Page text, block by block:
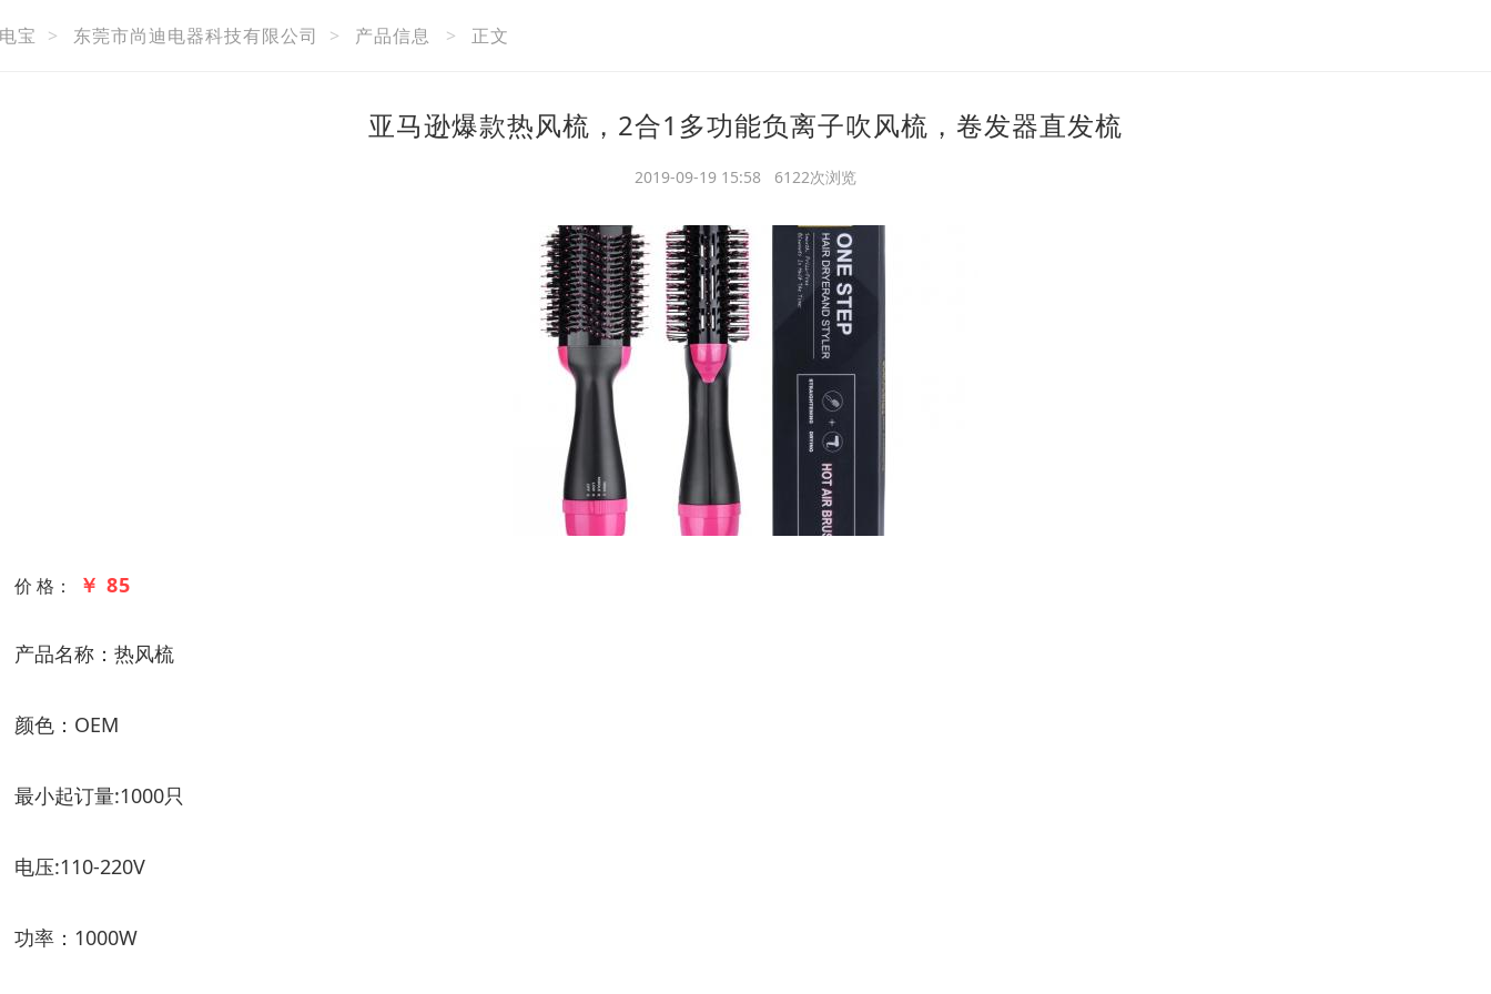
宝 > 东莞市尚迪电器科技有限公司 > 产品信息 > 正文
亚马逊爆款热风梳，2合1多功能负离子吹风梳，卷发器直发梳
2019-09-19 15:58 6122次浏览
价 格： ￥ 85
产品名称：热风梳
颜色：OEM
最小起订量:1000只
电压:110-220V
功率：1000W